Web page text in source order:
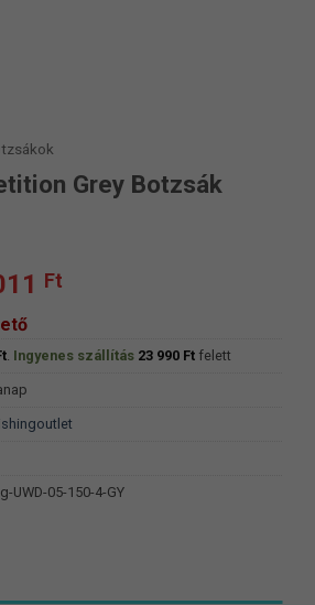
Grey Botzsák
Ft
16
. Ingyenes szállítás 23 990 Ftfelett
UWD-05-150-4-GY